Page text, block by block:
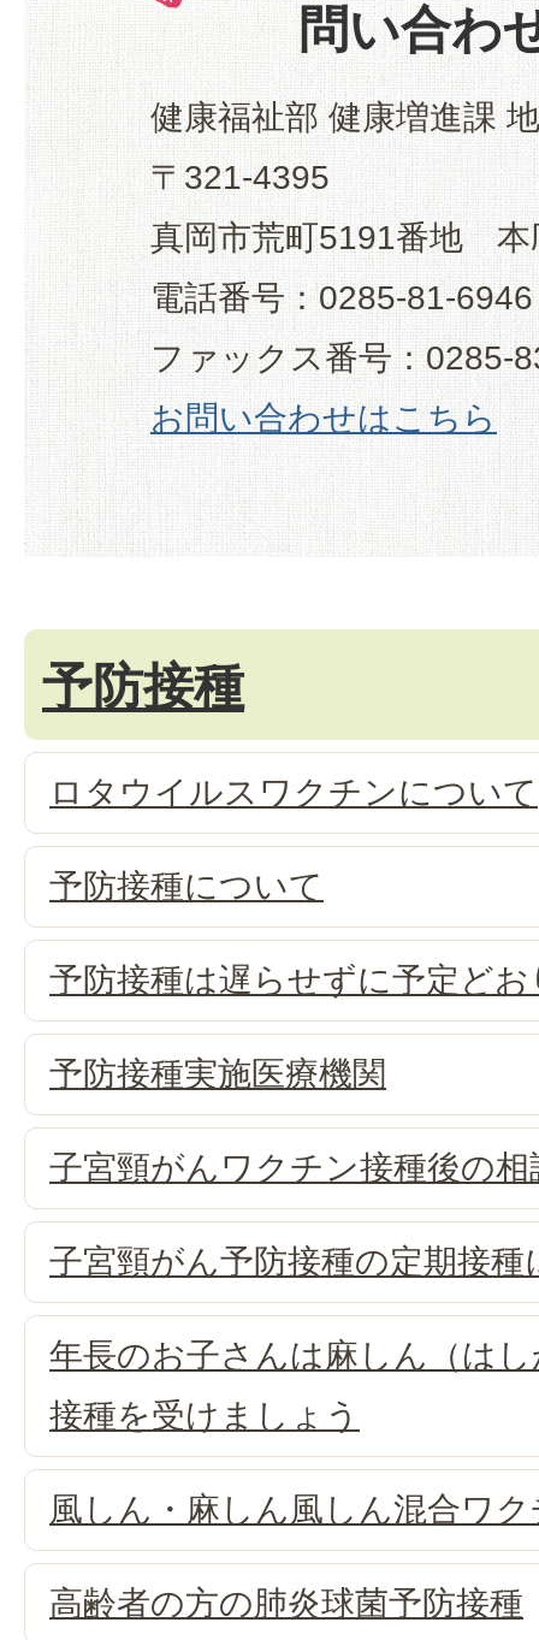
問い合わ
健康福祉部 健康増進課
〒321-4395
真岡市荒町5191番地 本
電話番号：0285-81-6946
ファックス番号：0285-
お問い合わせはこちら
予防接種
ロタウイルスワクチンについて
予防接種について
予防接種は遅らせずに予定ど
予防接種実施医療機関
子宮頸がんワクチン接種後の相
子宮頸がん予防接種の定期接種
年長のお子さんは麻しん（は
接種を受けましょう
風しん・麻しん風しん混合ワ
高齢者の方の肺炎球菌予防接種